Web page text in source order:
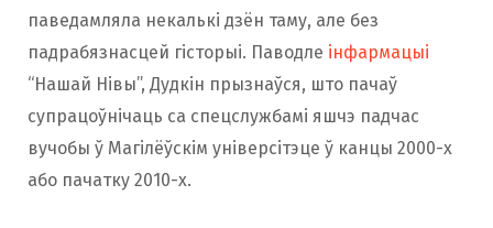
паведамляла некалькі дзён таму, але без
падрабязнасцей гісторыі. Паводле інфармацыі
“Нашай Нівы”, Дудкін прызнаўся, што пачаў
супрацоўнічаць са спецслужбамі яшчэ падчас
вучобы ў Магілёўскім універсітэце ў канцы 2000-х
або пачатку 2010-х.